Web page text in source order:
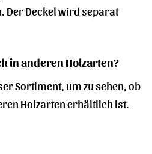
Der Deckel wird separat
in anderen Holzarten?
Sortiment, um zu sehen, ob
Holzarten erhältlich ist.